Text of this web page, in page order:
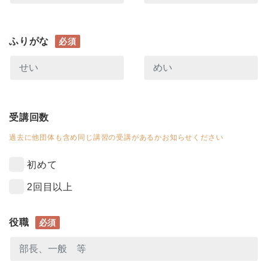
ふりがな 必須
受講回数
過去に他団体も含め同じ講習の受講があるかお知らせください
初めて
2回目以上
役職 必須